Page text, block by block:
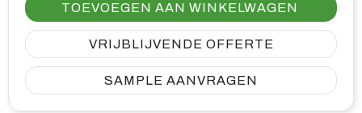
TOEVOEGEN AAN WINKELWAGEN
VRIJBLIJVENDE OFFERTE
SAMPLE AANVRAGEN